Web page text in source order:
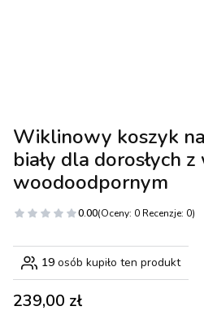
Wiklinowy koszyk
biały dla dorosłych z
woodoodpornym
0.00(Oceny: 0 Recenzje: 0)
19 osób kupiło ten produkt
Cena
239,00 zł